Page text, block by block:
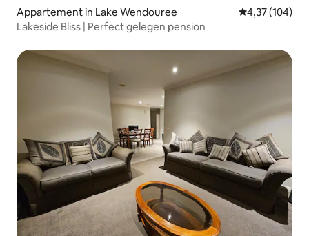
Appartement in Lake Wendouree Gemiddelde
4,37 (104)
Lakeside Bliss | Perfect gelegen pension